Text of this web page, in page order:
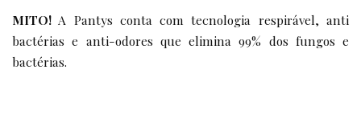
MITO! A Pantys conta com tecnologia respirável, anti
bactérias e anti-odores que elimina 99% dos fungos e
bactérias.